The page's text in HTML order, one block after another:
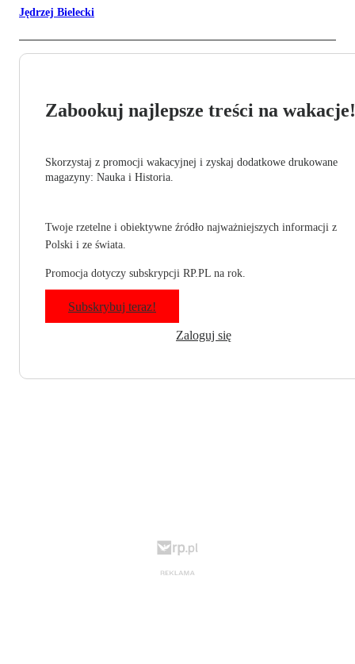
Jędrzej Bielecki
Zabookuj najlepsze treści na wakacje!
Skorzystaj z promocji wakacyjnej i zyskaj dodatkowe drukowane
magazyny: Nauka i Historia.
Twoje rzetelne i obiektywne źródło najważniejszych informacji z
Polski i ze świata.
Promocja dotyczy subskrypcji RP.PL na rok.
Subskrybuj teraz!
Zaloguj się